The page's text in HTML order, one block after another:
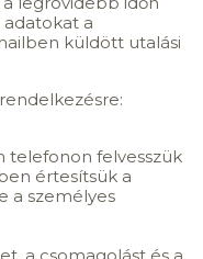
adatokat a
küldött utalási
telefonon felvesszük
értesítsük a
a személyes